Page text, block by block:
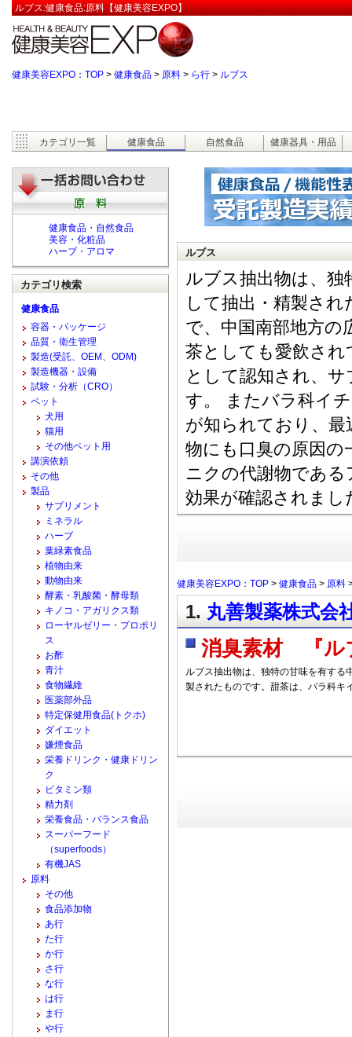
ルブス:健康食品:原料【健康美容EXPO】
健康美容EXPO：TOP > 健康食品 > 原料 > ら行 > ルブス
カテゴリ一覧 健康食品 自然食品 健康器具・用品
ルブス
ルブス抽出物は、独
して抽出・精製さ
で、中国南部地方の
茶としても愛飲さ
として認知され、
す。 またバラ科イ
が知られており、
物にも口臭の原因
ニクの代謝物であ
効果が確認されまし
健康美容EXPO：TOP > 健康食品 > 原料
1. 丸善製薬株式会
消臭素材 『ル
ルブス抽出物は、独特の甘味を有する
製されたものです。甜茶は、バラ科キ
健康食品・自然食品
美容・化粧品
ハーブ・アロマ
カテゴリ検索
健康食品
容器・パッケージ
品質・衛生管理
製造(受託、OEM、ODM)
製造機器・設備
試験・分析（CRO）
ペット
犬用
猫用
その他ペット用
講演依頼
その他
製品
サプリメント
ミネラル
ハーブ
葉緑素食品
植物由来
動物由来
酵素・乳酸菌・酵母類
キノコ・アガリクス類
ローヤルゼリー・プロポリ
ス
お酢
青汁
食物繊維
医薬部外品
特定保健用食品(トクホ)
ダイエット
嫌煙食品
栄養ドリンク・健康ドリン
ク
ビタミン類
精力剤
栄養食品・バランス食品
スーパーフード
（superfoods）
有機JAS
原料
その他
食品添加物
あ行
た行
か行
さ行
な行
は行
ま行
や行